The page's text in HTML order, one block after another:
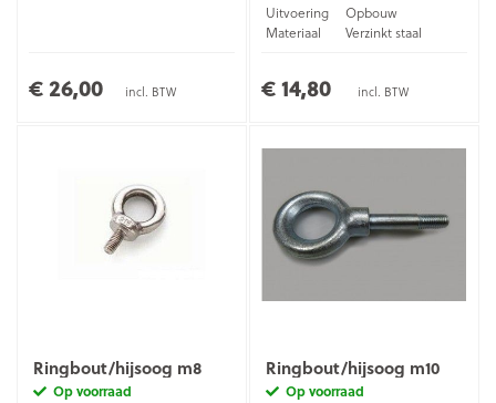
€ 26,00 incl. BTW
Uitvoering
Opbouw
Materiaal
Verzinkt staal
€ 14,80 incl. BTW
Ringbout/hijsoog m8
Op voorraad
Ringbout/hijsoog m10
Op voorraad